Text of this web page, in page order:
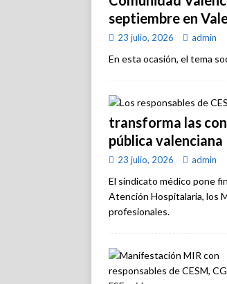
septiembre en
23 julio, 2026 admin
En esta ocasión, el tema
transforma las
pública valenciana
23 julio, 2026 admin
El sindicato médico pone
Atención Hospitalaria, los
profesionales.